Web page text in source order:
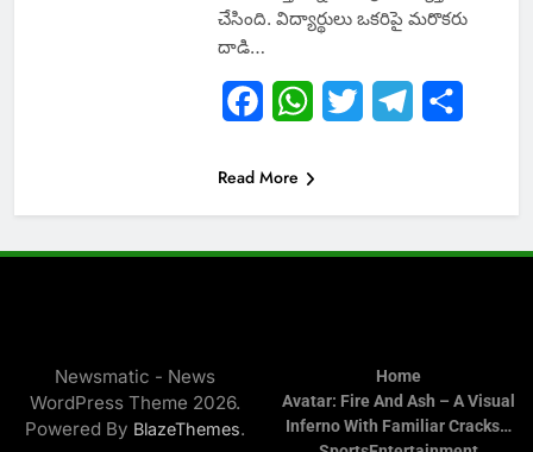
చేసింది. విద్యార్థులు ఒకరిపై మరొకరు
దాడి…
FacebookWhatsApp
Twitter Telegram
Read More
Newsmatic - News
WordPress Theme 2026.
Powered By BlazeThemes.
Home
Avatar: Fire And Ash – A Visual
Inferno With Familiar Cracks…